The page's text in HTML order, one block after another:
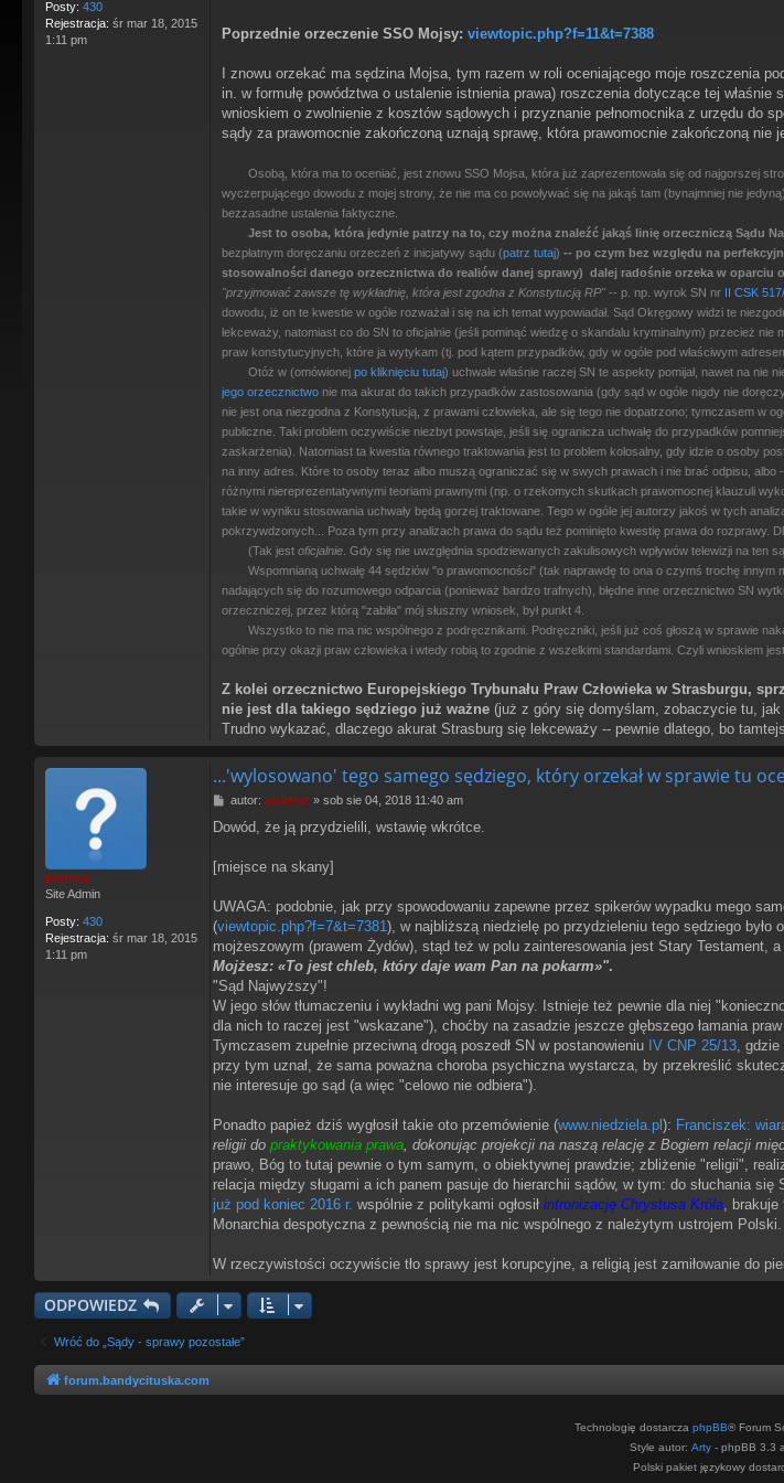
Posty: 430
Rejestracja: śr mar 18, 2015
1:11 pm
Poprzednie orzeczenie SSO Mojsy: viewtopic.php?f=11&t=7388
I znowu orzekać ma sędzina Mojsa, tym razem w roli oceniającego moje roszczenia
in. w formułę powództwa o ustalenie istnienia prawa) roszczenia dotyczące tej
wnioskiem o zwolnienie z kosztów sądowych i przyznanie pełnomocnika z urzędu do
sądy za prawomocnie zakończoną uznają sprawę, która prawomocnie zakończoną nie
Osobą, która ma to oceniać, jest znowu SSO Mojsa, która już zaprezentowała się od najgorszej
wyczerpującego dowodu z mojej strony, że nie ma co powoływać się na jakąś tam (bynajmniej nie
bezzasadne ustalenia faktyczne.
Jest to osoba, która jedynie patrzy na to, czy można znaleźć jakąś linię orzeczniczą Sądu
bezpłatnym doręczaniu orzeczeń z inicjatywy sądu (patrz tutaj) -- po czym bez względu na
stosowalności danego orzecznictwa do realiów danej sprawy) dalej radośnie orzeka w oparciu
"przyjmować zawsze tę wykładnię, która jest zgodna z Konstytucją RP" -- p. np. wyrok SN nr II CSK
dowodu, iż on te kwestie w ogóle rozważał i się na ich temat wypowiadał. Sąd Okręgowy widzi te
lekceważy, natomiast co do SN to oficjalnie (jeśli pominąć wiedzę o skandalu kryminalnym) przecież
praw konstytucyjnych, które ja wytykam (tj. pod kątem przypadków, gdy w ogóle pod właściwym
Otóż w (omówionej po kliknięciu tutaj) uchwale właśnie raczej SN te aspekty pomijał, nawet na
jego orzecznictwo nie ma akurat do takich przypadków zastosowania (gdy sąd w ogóle nigdy nie
nie jest ona niezgodna z Konstytucją, z prawami człowieka, ale się tego nie dopatrzono; tymczasem
publiczne. Taki problem oczywiście niezbyt powstaje, jeśli się ogranicza uchwałę do przypadków
zaskarżenia). Natomiast ta kwestia równego traktowania jest to problem kolosalny, gdy idzie o osoby
na inny adres. Które to osoby teraz albo muszą ograniczać się w swych prawach i nie brać odpisu,
różnymi niereprezentatywnymi teoriami prawnymi (np. o rzekomych skutkach prawomocnej klauzuli
takie w wyniku stosowania uchwały będą gorzej traktowane. Tego w ogóle jej autorzy jakoś w tych
pokrzywdzonych... Poza tym przy analizach prawa do sądu też pominięto kwestię prawa do rozprawy.
(Tak jest oficjalnie . Gdy się nie uwzględnia spodziewanych zakulisowych wpływów telewizji na ten
Wspomnianą uchwałę 44 sędziów "o prawomocności" (tak naprawdę to ona o czymś trochę
nadających się do rozumowego odparcia (ponieważ bardzo trafnych), błędne inne orzecznictwo SN
orzeczniczej, przez którą "zabiła" mój słuszny wniosek, był punkt 4.
Wszystko to nie ma nic wspólnego z podręcznikami. Podręczniki, jeśli już coś głoszą w sprawie
ogólnie przy okazji praw człowieka i wtedy robią to zgodnie z wszelkimi standardami. Czyli wnioskiem
Z kolei orzecznictwo Europejskiego Trybunału Praw Człowieka w Strasburgu,
nie jest dla takiego sędziego już ważne (już z góry się domyślam, zobaczycie tu, jak
Trudno wykazać, dlaczego akurat Strasburg się lekceważy -- pewnie dlatego, bo
piotrniz
Site Admin
Posty: 430
Rejestracja: śr mar 18, 2015
1:11 pm
...'wylosowano' tego samego sędziego, który orzekał w sprawie tu
P
s
autor: piotrniz » sob sie 04, 2018 11:40 am
Dowód, że ją przydzielili, wstawię wkrótce.
[miejsce na skany]
UWAGA: podobnie, jak przy spowodowaniu zapewne przez spikerów wypadku mego
(viewtopic.php?f=7&t=7381), w najbliższą niedzielę po przydzieleniu tego sędziego
mojżeszowym (prawem Żydów), stąd też w polu zainteresowania jest Stary Testament, a
Mojżesz: «To jest chleb, który daje wam Pan na pokarm»".
"Sąd Najwyższy"!
W jego słów tłumaczeniu i wykładni wg pani Mojsy. Istnieje też pewnie dla niej
dla nich to raczej jest "wskazane"), choćby na zasadzie jeszcze głębszego łamania
Tymczasem zupełnie przeciwną drogą poszedł SN w postanowieniu IV CNP 25/13, gdzie
przy tym uznał, że sama poważna choroba psychiczna wystarcza, by przekreślić
nie interesuje go sąd (a więc "celowo nie odbiera").
Ponadto papież dziś wygłosił takie oto przemówienie (www.niedziela.pl ): Franciszek:
religii do praktykowania prawa, dokonując projekcji na naszą relację z Bogiem relacji
prawo, Bóg to tutaj pewnie o tym samym, o obiektywnej prawdzie; zbliżenie "religii",
relacja między sługami a ich panem pasuje do hierarchii sądów, w tym: do słuchania
już pod koniec 2016 r. wspólnie z politykami ogłosił intronizację Chrystusa Króla, brakuje
Monarchia despotyczna z pewnością nie ma nic wspólnego z należytym ustrojem Polski.
W rzeczywistości oczywiście tło sprawy jest korupcyjne, a religią jest zamiłowanie do
ODPOWIEDZ
Wróć do „Sądy - sprawy pozostałe”
forum.bandycituska.com
Technologię dostarcza phpBB® Forum
Style autor: Arty - phpBB 3.3
Polski pakiet językowy